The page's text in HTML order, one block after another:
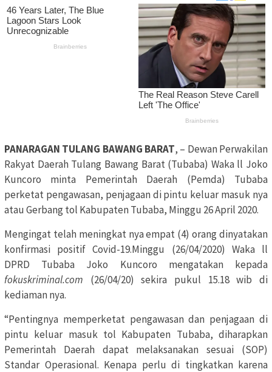
PANARAGAN TULANG BAWANG BARAT, – Dewan Perwakilan
Rakyat Daerah Tulang Bawang Barat (Tubaba) Waka ll Joko
Kuncoro minta Pemerintah Daerah (Pemda) Tubaba
perketat pengawasan, penjagaan di pintu keluar masuk nya
atau Gerbang tol Kabupaten Tubaba, Minggu 26 April 2020.
Mengingat telah meningkat nya empat (4) orang dinyatakan
konfirmasi positif Covid-19.Minggu (26/04/2020) Waka ll
DPRD Tubaba Joko Kuncoro mengatakan kepada
fokuskriminal.com (26/04/20) sekira pukul 15.18 wib di
kediaman nya.
“Pentingnya memperketat pengawasan dan penjagaan di
pintu keluar masuk tol Kabupaten Tubaba, diharapkan
Pemerintah Daerah dapat melaksanakan sesuai (SOP)
Standar Operasional. Kenapa perlu di tingkatkan karena